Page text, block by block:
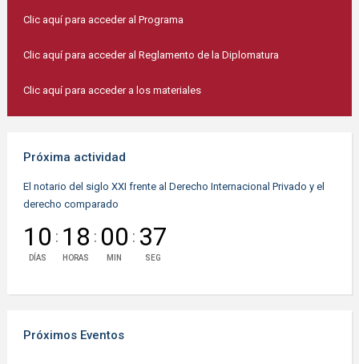
Clic aquí para acceder al Programa
Clic aquí para acceder al Reglamento de la Diplomatura
Clic aquí para acceder a los materiales
Próxima actividad
El notario del siglo XXI frente al Derecho Internacional Privado y el
derecho comparado
10
DÍAS
: 18
HORAS
: 00
MIN
: 37
SEG
Próximos Eventos